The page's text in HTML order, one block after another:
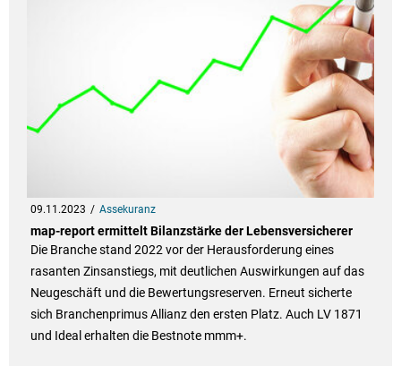
09.11.2023 Assekuranz
map-report ermittelt Bilanzstärke der Lebensversicherer
Die Branche stand 2022 vor der Herausforderung eines
rasanten Zinsanstiegs, mit deutlichen Auswirkungen auf das
Neugeschäft und die Bewertungsreserven. Erneut sicherte
sich Branchenprimus Allianz den ersten Platz. Auch LV 1871
und Ideal erhalten die Bestnote mmm+.